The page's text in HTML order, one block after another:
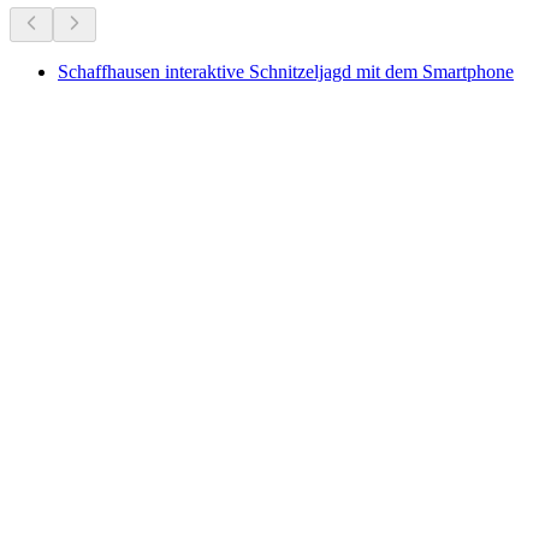
Schaffhausen interaktive Schnitzeljagd mit dem Smartphone